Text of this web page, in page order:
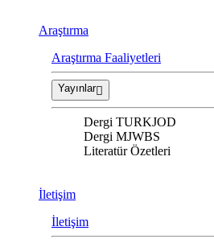
Araştırma
Araştırma Faaliyetleri
Yayınlar
Dergi TURKJOD
Dergi MJWBS
Literatür Özetleri
İletişim
İletişim